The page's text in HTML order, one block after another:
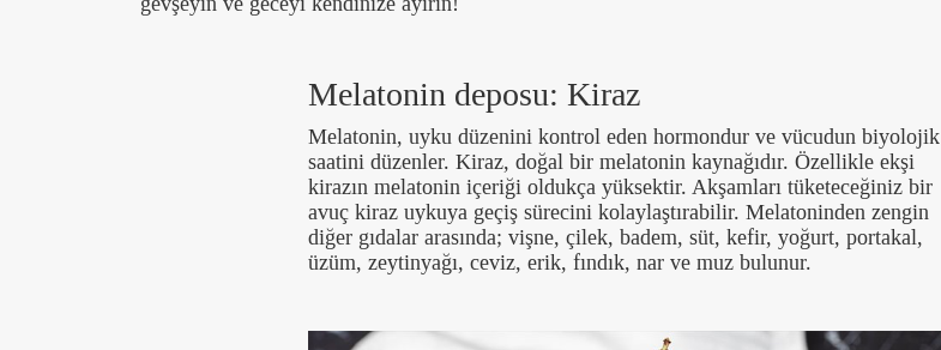
Melatonin deposu: Kiraz
Melatonin, uyku düzenini kontrol eden hormondur ve vücudun biyolojik
saatini düzenler. Kiraz, doğal bir melatonin kaynağıdır. Özellikle ekşi
kirazın melatonin içeriği oldukça yüksektir. Akşamları tüketeceğiniz bir
avuç kiraz uykuya geçiş sürecini kolaylaştırabilir. Melatoninden zengin
diğer gıdalar arasında; vişne, çilek, badem, süt, kefir, yoğurt, portakal,
üzüm, zeytinyağı, ceviz, erik, fındık, nar ve muz bulunur.